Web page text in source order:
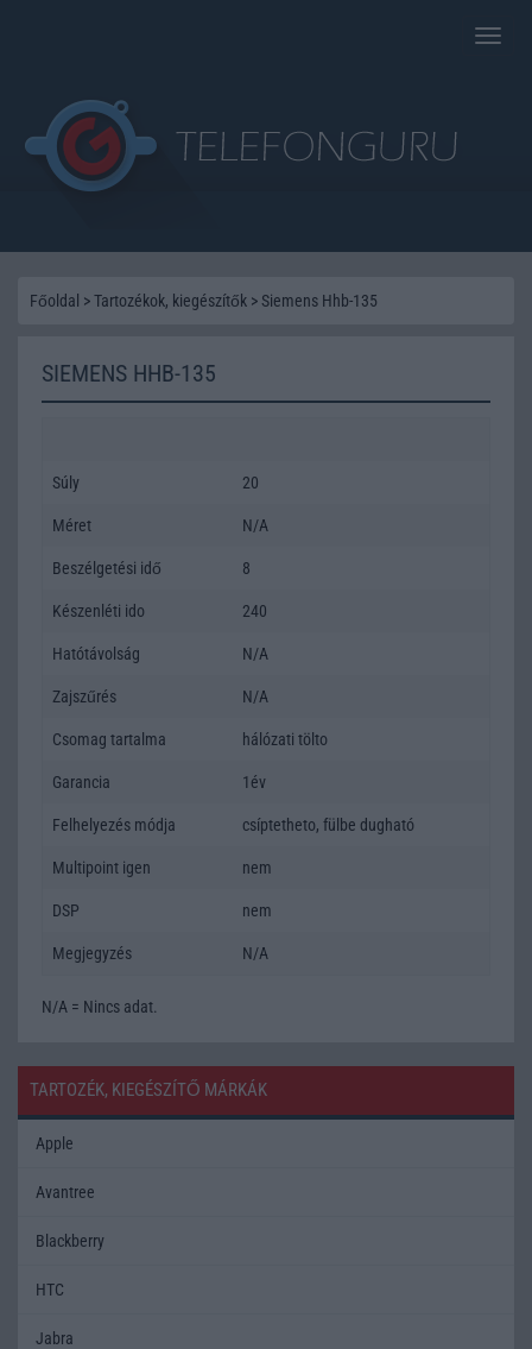
Toggle
Főoldal >Tartozékok, kiegészítők > Siemens Hhb-135
SIEMENS HHB-135
Súly 20
Méret N/A
Beszélgetési idő 8
Készenléti ido 240
Hatótávolság N/A
Zajszűrés N/A
Csomag tartalma hálózati tölto
Garancia 1év
Felhelyezés módja csíptetheto, fülbe dugható
Multipoint igen nem
DSP nem
Megjegyzés N/A
N/A = Nincs adat.
TARTOZÉK, KIEGÉSZÍTŐ MÁRKÁK
Apple
Avantree
Blackberry
HTC
Jabra